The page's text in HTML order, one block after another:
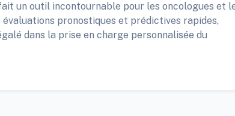
un outil incontournable pour les oncologues et
pronostiques et prédictives rapides,
dans la prise en charge personnalisée du